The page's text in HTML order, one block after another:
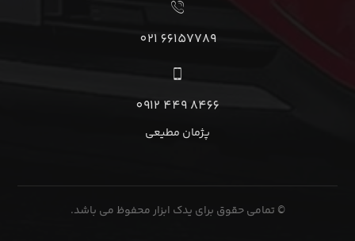
66157789 021
8466 449 0912
پژمان مطیعی
© تمامی حقوق برای یدک ابزار محفوظ می باشد.